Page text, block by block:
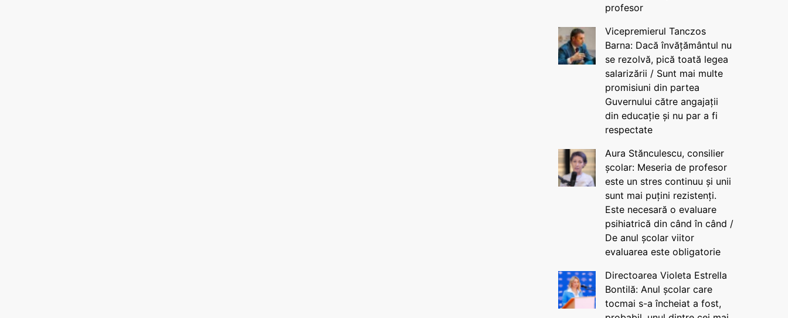
profesor
Vicepremierul Tanczos
Barna: Dacă învățământul nu
se rezolvă, pică toată legea
salarizării / Sunt mai multe
promisiuni din partea
Guvernului către angajații
din educație și nu par a fi
respectate
Aura Stănculescu, consilier
școlar: Meseria de profesor
este un stres continuu și unii
sunt mai puțini rezistenți.
Este necesară o evaluare
psihiatrică din când în când /
De anul școlar viitor
evaluarea este obligatorie
Directoarea Violeta Estrella
Bontilă: Anul școlar care
tocmai s-a încheiat a fost,